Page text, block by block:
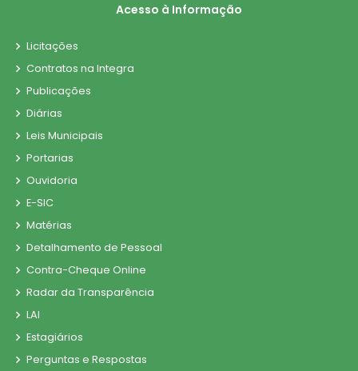
Acesso à Informação
Licitações
Contratos na Integra
Publicações
Diárias
Leis Municipais
Portarias
Ouvidoria
E-SIC
Matérias
Detalhamento de Pessoal
Contra-Cheque Online
Radar da Transparência
LAI
Estagiários
Perguntas e Respostas